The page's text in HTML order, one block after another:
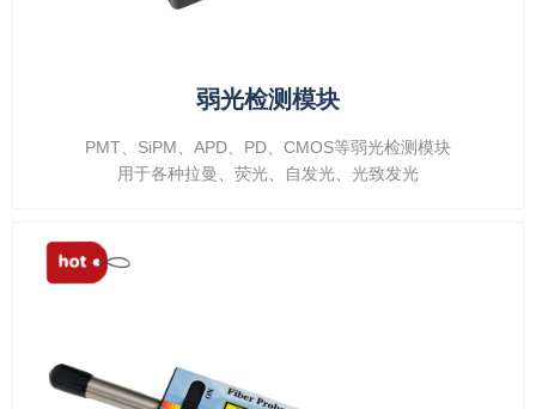
弱光检测模块
PMT、SiPM、APD、PD、CMOS等弱光检测模块
用于各种拉曼、荧光、自发光、光致发光